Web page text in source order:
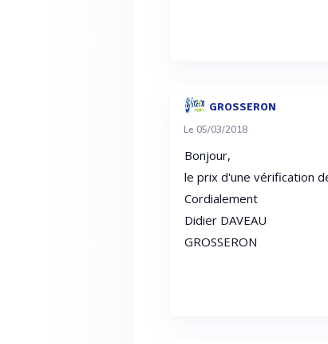
GROSSERON
Le 05/03/2018
Bonjour,
le prix d'une vérification
Cordialement
Didier DAVEAU
GROSSERON